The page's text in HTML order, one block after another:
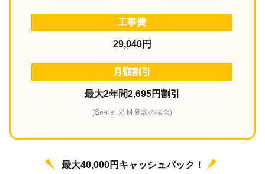
工事費
29,040円
月額割引
最大2年間2,695円割引
(So-net 光 M 新設の場合)
最大40,000円キャッシュバック！